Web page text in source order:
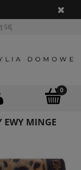
SIĘ
EWY MINGE